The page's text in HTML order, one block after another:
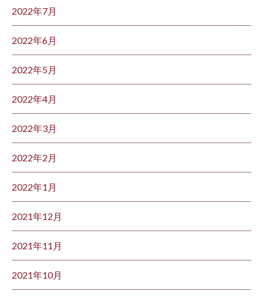
2022年7月
2022年6月
2022年5月
2022年4月
2022年3月
2022年2月
2022年1月
2021年12月
2021年11月
2021年10月